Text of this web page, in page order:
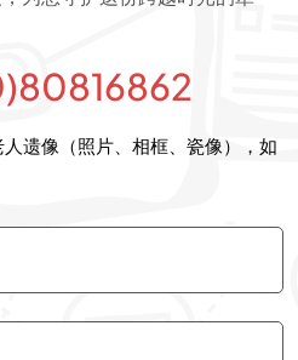
遗像（照片、相框、瓷像），如